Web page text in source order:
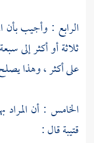
الرابع : وأجيب بأن
ثلاثة أو أكثر إلى
على أكثر ، وهذا
الخامس : أن المراد
قتيبةقال :